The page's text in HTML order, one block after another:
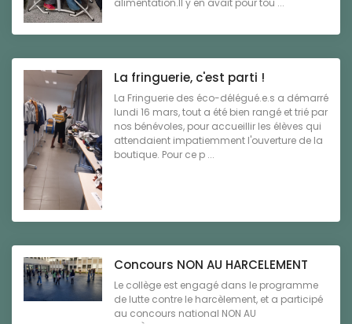
alimentation.Il y en avait pour tou ...
La fringuerie, c'est parti !
La Fringuerie des éco-délégué.e.s a démarré
lundi 16 mars, tout a été bien rangé et trié par
nos bénévoles, pour accueillir les élèves qui
attendaient impatiemment l'ouverture de la
boutique. Pour ce p ...
Concours NON AU HARCELEMENT
Le collège est engagé dans le programme
de lutte contre le harcèlement, et a participé
au concours national NON AU